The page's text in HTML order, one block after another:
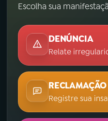
Escolha sua
DENÚNCIA
Relate
RECLAMAÇÃO
Registre sua